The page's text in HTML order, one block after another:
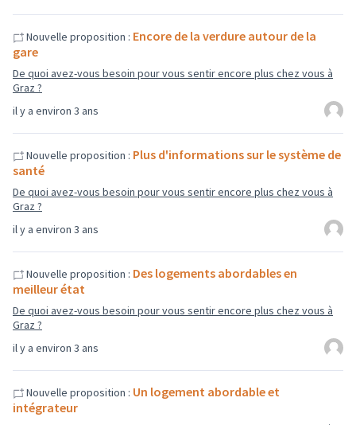
il y a environ 3 ans
Nouvelle proposition : Encore de la verdure autour de la
gare
De quoi avez-vous besoin pour vous sentir encore plus chez vous à
Graz ?
il y a environ 3 ans
Nouvelle proposition : Plus d'informations sur le système de
santé
De quoi avez-vous besoin pour vous sentir encore plus chez vous à
Graz ?
il y a environ 3 ans
Nouvelle proposition : Des logements abordables en
meilleur état
De quoi avez-vous besoin pour vous sentir encore plus chez vous à
Graz ?
Nouvelle proposition : Un logement abordable et
intégrateur